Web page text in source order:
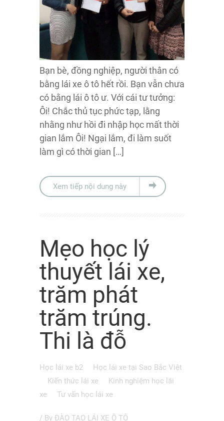
Bạn bè, đồng nghiệp, người thân có
bằng lái xe ô tô hết rồi. Bạn vẫn chưa
có bằng lái ô tô ư. Với cái tư tưởng:
Ôi! Chắc thủ tục phức tạp, lằng
nhằng như hồi đi nhập học mất thời
gian lắm Ôi! Ngại lắm, đi làm suốt
làm gì có thời gian […]
Xem tiếp nội dung này
Mẹo học lý
thuyết lái xe,
trăm phát
trăm trúng.
Thi là đỗ
Học lái xe b2
Học lái xe tại Sao Bắc Việt
Kiến thức lái xe
Kinh nghiệm học lái
xe
Tư vấn học lái xe
/ By ĐÀO TẠO LÁI XE Ô TÔ